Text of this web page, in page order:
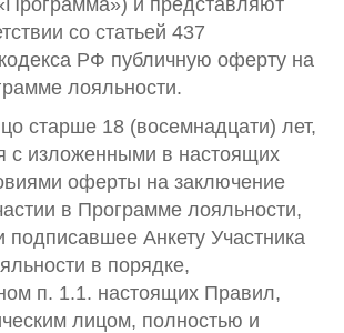
и представляют
со статьей 437
РФ публичную оферту на
лояльности.
старше 18 (восемнадцати) лет,
с изложенными в настоящих
оферты на заключение
в Программе лояльности,
подписавшее Анкету Участника
в порядке,
п. 1.1. настоящих Правил,
лицом, полностью и